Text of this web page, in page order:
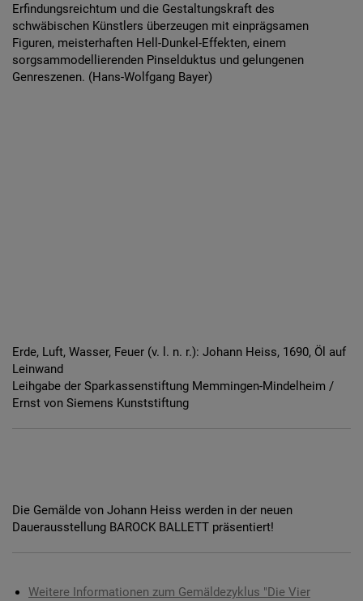
Erfindungsreichtum und die Gestaltungskraft des
schwäbischen Künstlers überzeugen mit einprägsamen
Figuren, meisterhaften Hell-Dunkel-Effekten, einem
sorgsammodellierenden Pinselduktus und gelungenen
Genreszenen. (Hans-Wolfgang Bayer)
Erde, Luft, Wasser, Feuer (v. l. n. r.): Johann Heiss, 1690, Öl auf
Leinwand
Leihgabe der Sparkassenstiftung Memmingen-Mindelheim /
Ernst von Siemens Kunststiftung
Die Gemälde von Johann Heiss werden in der neuen
Dauerausstellung BAROCK BALLETT präsentiert!
Weitere Informationen zum Gemäldezyklus "Die Vier